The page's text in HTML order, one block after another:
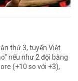
thứ 3, tuyển Việt
nếu như 2 đội bằng
(+10 so với +3),